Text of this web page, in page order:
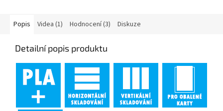
Popis Videa (1) Hodnocení (3) Diskuze
Detailní popis produktu